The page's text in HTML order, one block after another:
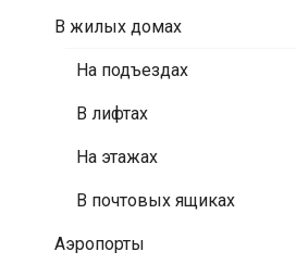
В жилых домах
На подъездах
В лифтах
На этажах
В почтовых ящиках
Аэропорты